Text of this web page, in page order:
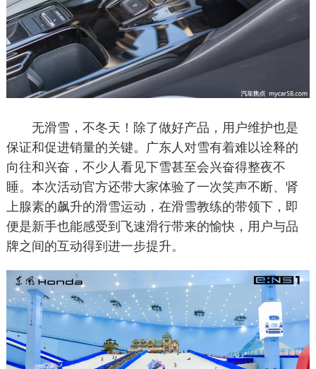
无滑雪，不冬天！除了做好产品，用户维护也是
保证和促进销量的关键。广东人对雪有着难以诠释的
向往和兴奋，不少人看见下雪甚至会兴奋得整夜不
睡。本次活动官方还带大家体验了一次笑声不断、肾
上腺素的飙升的滑雪运动，在滑雪教练的带领下，即
便是新手也能感受到飞速滑行带来的愉快，用户与品
牌之间的互动得到进一步提升。